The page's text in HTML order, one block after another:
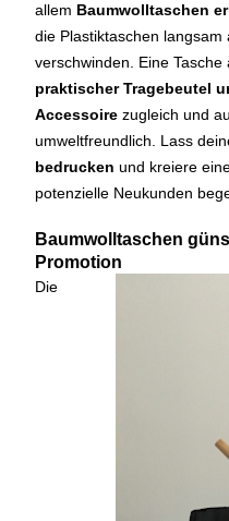
allem Baumwolltaschen
die Plastiktaschen langsam
verschwinden. Eine Tasche
praktischer Tragebeutel
Accessoire zugleich und
umweltfreundlich. Lass
bedrucken und kreiere
potenzielle Neukunden
Baumwolltaschen
Promotion
Die